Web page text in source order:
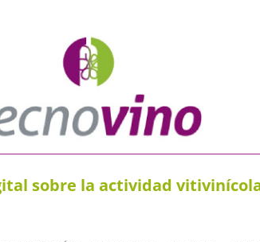
sobre la actividad